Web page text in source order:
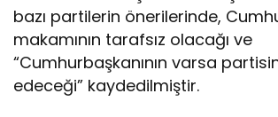
bazı partilerin önerilerinde,
makamının tarafsız olacağı ve
“Cumhurbaşkanının varsa
edeceği” kaydedilmiştir.